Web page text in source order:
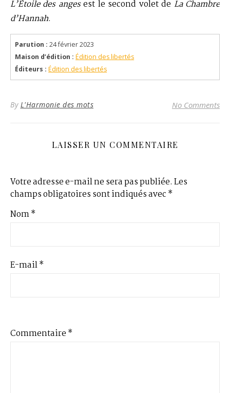
L’Étoile des angesest le second volet de La Chambre
d’Hannah.
Parution : 24 février 2023
Maison d’édition : Édition des libertés
Éditeurs : Édition des libertés
By L'Harmonie des mots No Comments
LAISSER UN COMMENTAIRE
Votre adresse e-mail ne sera pas publiée. Les
champs obligatoires sont indiqués avec *
Nom*
E-mail*
Commentaire *